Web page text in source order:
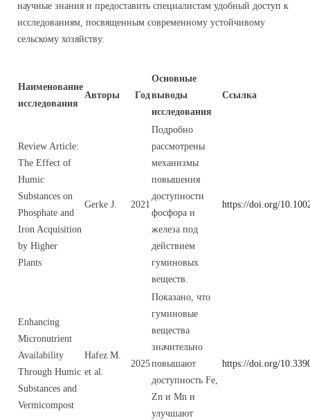
научные знания и предоставить специалистам удобный доступ к
исследованиям, посвященным современному устойчивому
сельскому хозяйству.
Наименование
исследования
Авторы Год
Основные
выводы
исследования
Ссылка
Review Article:
The Effect of
Humic
Substances on
Phosphate and
Iron Acquisition
by Higher
Plants
Gerke J. 2021
Подробно
рассмотрены
механизмы
повышения
доступности
фосфора и
железа под
действием
гуминовых
веществ.
https://doi.org/
Enhancing
Micronutrient
Availability
Through Humic
Substances and
Vermicompost
Hafez M.
et al.
2025
Показано, что
гуминовые
вещества
значительно
повышают
доступность Fe,
Zn и Mn и
улучшают
https://doi.org/